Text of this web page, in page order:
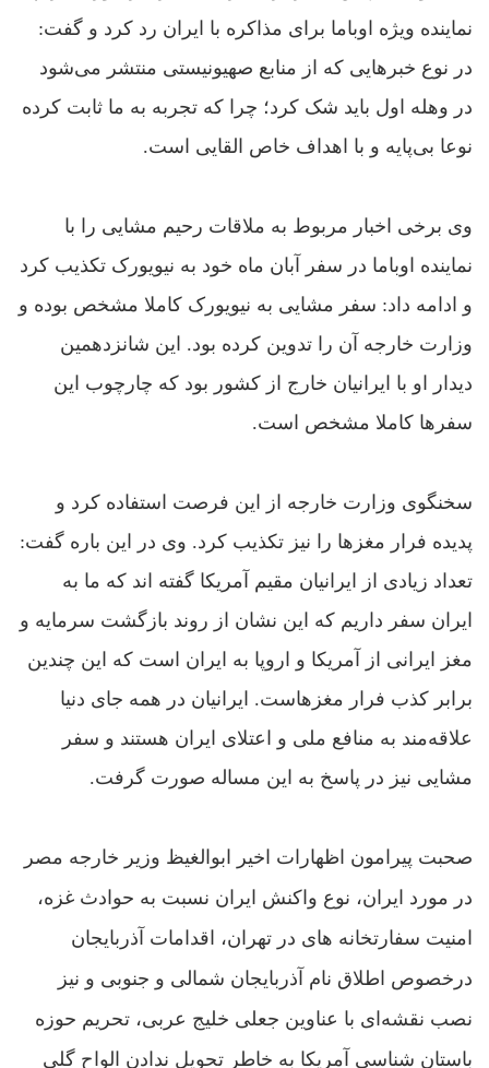
نماينده‌ ويژه‌ اوباما براى مذاکره با ايران رد کرد و گفت:
در نوع خبرهايى که از منابع صهيونيستى منتشر مى‌شود
در وهله‌ اول بايد شک کرد؛ چرا که تجربه به ما ثابت کرده
نوعا بى‌پايه و با اهداف خاص القايى است.
وى برخى اخبار مربوط به ملاقات رحیم مشايى را با
نماينده‌ اوباما در سفر آبان ماه خود به نيويورک تکذيب کرد
و ادامه داد: سفر مشايى به نيويورک کاملا مشخص بوده و
وزارت خارجه آن را تدوين کرده بود. اين شانزدهمين
ديدار او با ايرانيان خارج از کشور بود که چارچوب اين
سفرها کاملا مشخص است.
سخنگوی وزارت خارجه از این فرصت استفاده کرد و
پدیده فرار مغزها را نیز تکذیب کرد. وى در این باره گفت:
تعداد زیادی از ايرانيان مقيم آمريکا گفته‌ اند که ما به
ايران سفر داريم که اين نشان از روند بازگشت سرمايه و
مغز ايرانى از آمريکا و اروپا به ايران است که اين چندين
برابر کذب فرار مغزهاست. ايرانيان در همه‌ جاى دنيا
علاقه‌مند به منافع ملى و اعتلاى ايران هستند و سفر
مشايى نيز در پاسخ به اين مساله صورت گرفت.
صحبت پیرامون اظهارات اخير ابوالغيظ وزير خارجه‌ مصر
در مورد ايران، نوع واکنش ايران نسبت به حوادث غزه،
امنیت سفارتخانه های در تهران، اقدامات آذربايجان
درخصوص اطلاق نام آذربايجان شمالى و جنوبى و نيز
نصب نقشه‌اى با عناوين جعلى خليج عربى، تحریم حوزه
باستان شناسی آمریکا به خاطر تحويل ندادن الواح گلى